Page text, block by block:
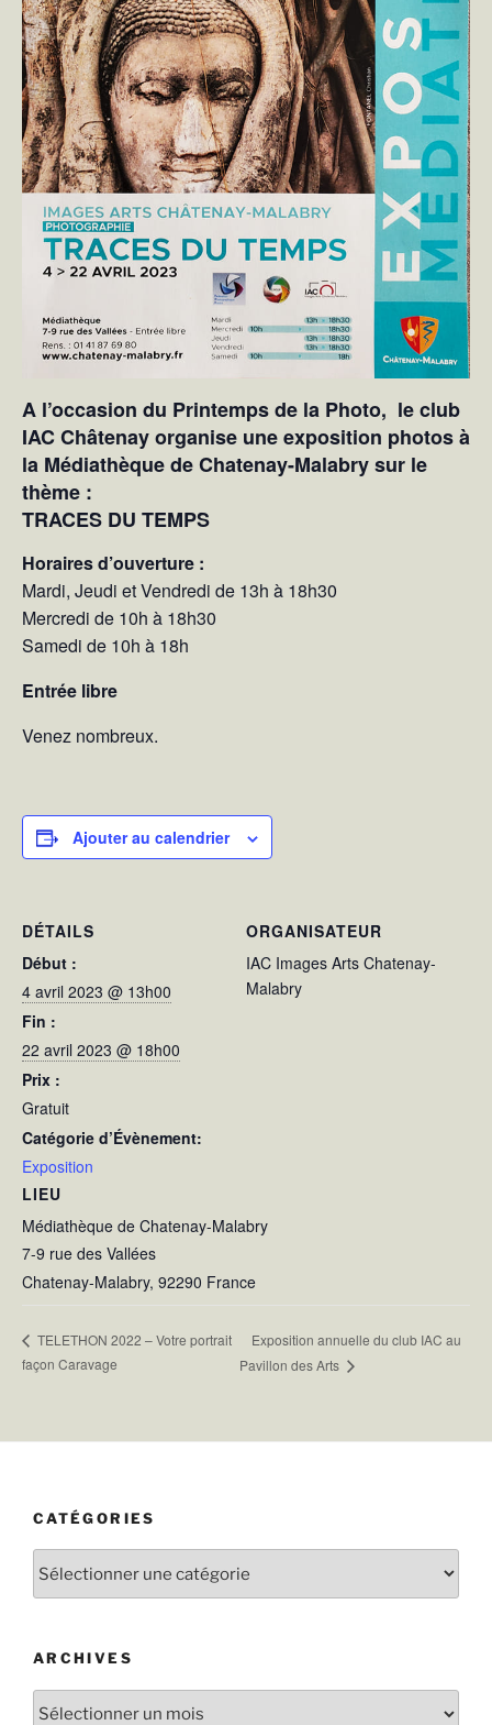
A l’occasion du Printemps de la Photo, le club
IAC Châtenay organise une exposition photos à
la Médiathèque de Chatenay-Malabry sur le
thème :
TRACES DU TEMPS
Horaires d’ouverture :
Mardi, Jeudi et Vendredi de 13h à 18h30
Mercredi de 10h à 18h30
Samedi de 10h à 18h
Entrée libre
Venez nombreux.
Ajouter au calendrier
DÉTAILS
Début :
4 avril 2023 @ 13h00
Fin :
22 avril 2023 @ 18h00
Prix :
Gratuit
Catégorie d’Évènement:
Exposition
LIEU
Médiathèque de Chatenay-Malabry
7-9 rue des Vallées
Chatenay-Malabry, 92290 France
ORGANISATEUR
IAC Images Arts Chatenay-
Malabry
TELETHON 2022 – Votre portrait
façon Caravage
Exposition annuelle du club IAC au
Pavillon des Arts
CATÉGORIES
ARCHIVES
Archives